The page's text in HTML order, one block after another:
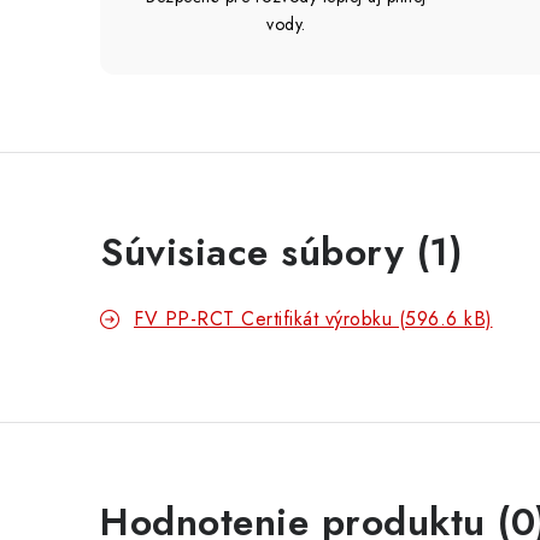
vody.
Súvisiace súbory (1)
FV PP-RCT Certifikát výrobku (596.6 kB)
Hodnotenie produktu